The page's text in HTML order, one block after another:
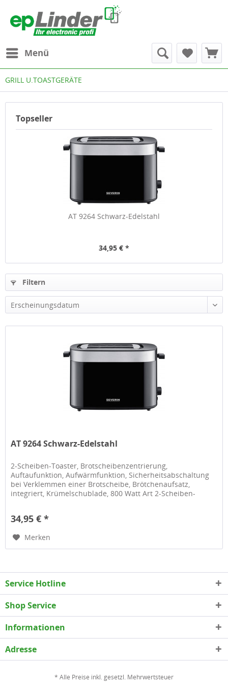
Menü
GRILL U.TOASTGERÄTE
Topseller
AT 9264 Schwarz-Edelstahl
34,95 € *
Filtern
Erscheinungsdatum
AT 9264 Schwarz-Edelstahl
2-Scheiben-Toaster, Brotscheibenzentrierung,
Auftaufunktion, Aufwärmfunktion, Sicherheitsabschaltung
bei Verklemmen einer Brotscheibe, Brötchenaufsatz,
integriert, Krümelschublade, 800 Watt Art 2-Scheiben-
34,95 € *
Merken
Service Hotline
Shop Service
Informationen
Adresse
* Alle Preise inkl. gesetzl. Mehrwertsteuer